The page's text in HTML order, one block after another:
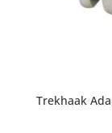
Trekhaak